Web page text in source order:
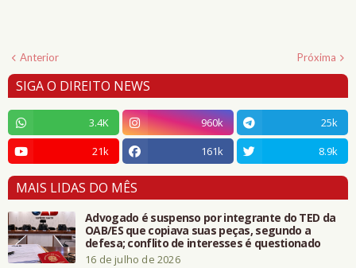
Anterior Próxima
SIGA O DIREITO NEWS
3.4K 960k
25k
21k
161k 8.9k
MAIS LIDAS DO MÊS
Advogado é suspenso por integrante do TED da
OAB/ES que copiava suas peças, segundo a
defesa; conflito de interesses é questionado
16 de julho de 2026